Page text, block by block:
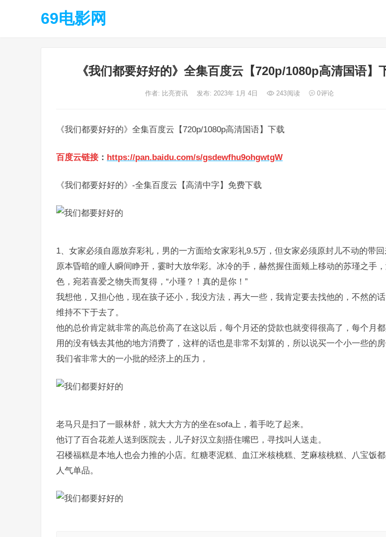
69电影网
《我们都要好好的》全集百度云【720p/1080p高清国语】
作者: 比亮资讯 发布: 2023年 1月 4日 243阅读 0评论
《我们都要好好的》全集百度云【720p/1080p高清国语】下载
百度云链接 ： https://pan.baidu.com/s/gsdewfhu9ohgwtgW
《我们都要好好的》-全集百度云【高清中字】免费下载
1、女家必须自愿放弃彩礼，男的一方面给女家彩礼9.5万，但女家必须原封儿不动的带回
原本昏暗的瞳人瞬间睁开，霎时大放华彩。冰冷的手，赫然握住面颊上移动的苏瑾之手
色，宛若喜爱之物失而复得，“小瑾？！真的是你！”
我想他，又担心他，现在孩子还小，我没方法，再大一些，我肯定要去找他的，不然的
维持不下于去了。
他的总价肯定就非常的高总价高了在这以后，每个月还的贷款也就变得很高了，每个月
用的没有钱去其他的地方消费了，这样的话也是非常不划算的，所以说买一个小一些的
我们省非常大的一小批的经济上的压力，
老马只是扫了一眼林舒，就大大方方的坐在sofa上，着手吃了起来。
他订了百合花差人送到医院去，儿子好汉立刻捂住嘴巴，寻找叫人送走。
召楼福糕是本地人也会力推的小店。红糖枣泥糕、血江米核桃糕、芝麻核桃糕、八宝饭
人气单品。